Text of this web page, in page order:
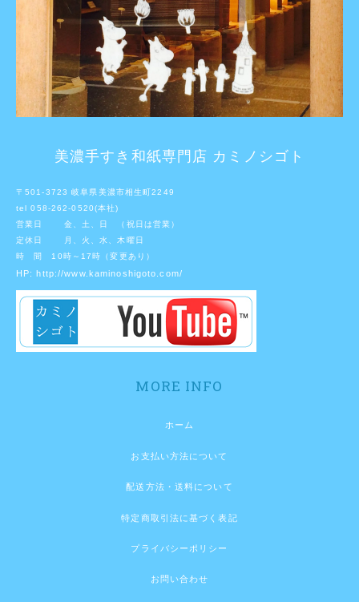
美濃手すき和紙専門店 カミノシゴト
〒501-3723 岐阜県美濃市相生町2249
tel 058-262-0520(本社)
営業日 金、土、日 （祝日は営業）
定休日 月、火、水、木曜日
時 間 10時～17時（変更あり）
HP: http://www.kaminoshigoto.com/
MORE INFO
ホーム
お支払い方法について
配送方法・送料について
特定商取引法に基づく表記
プライバシーポリシー
お問い合わせ